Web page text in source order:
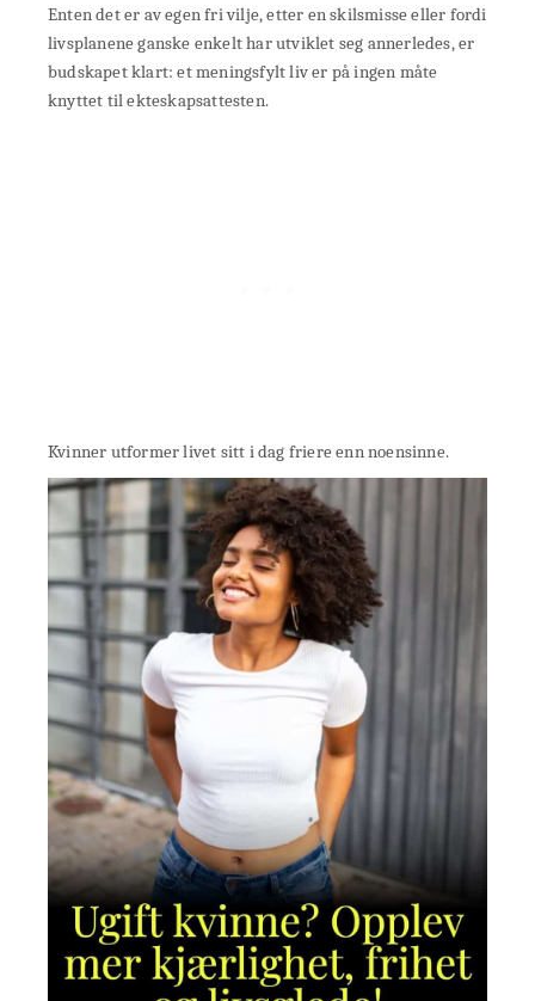
Enten det er av egen fri vilje, etter en skilsmisse eller fordi
livsplanene ganske enkelt har utviklet seg annerledes, er
budskapet klart: et meningsfylt liv er på ingen måte
knyttet til ekteskapsattesten.
Kvinner utformer livet sitt i dag friere enn noensinne.